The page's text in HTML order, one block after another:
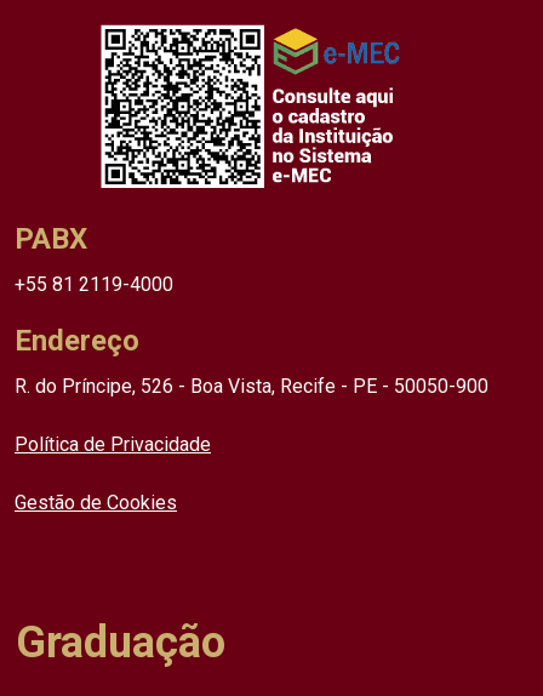
PABX
+55 81 2119-4000
Endereço
R. do Príncipe, 526 - Boa Vista, Recife - PE - 50050-900
Política de Privacidade
Gestão de Cookies
Graduação